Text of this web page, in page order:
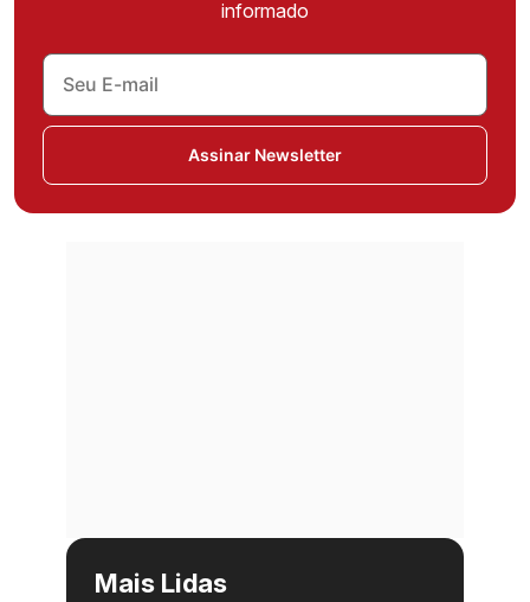
informado
Assinar Newsletter
Mais Lidas